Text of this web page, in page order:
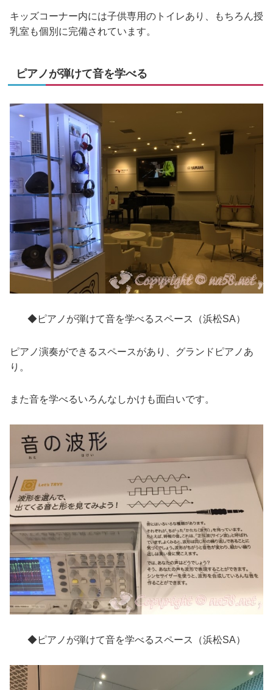
キッズコーナー内には子供専用のトイレあり、もちろん授
乳室も個別に完備されています。
ピアノが弾けて音を学べる
◆ピアノが弾けて音を学べるスペース（浜松SA）
ピアノ演奏ができるスペースがあり、グランドピアノあ
り。
また音を学べるいろんなしかけも面白いです。
◆ピアノが弾けて音を学べるスペース（浜松SA）